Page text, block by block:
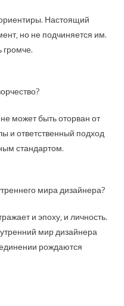
Настоящий
но не подчиняется им.
громче.
может быть оторван от
и ответственный подход
стандартом.
мира дизайнера?
и эпоху, и личность.
мир дизайнера
рождаются